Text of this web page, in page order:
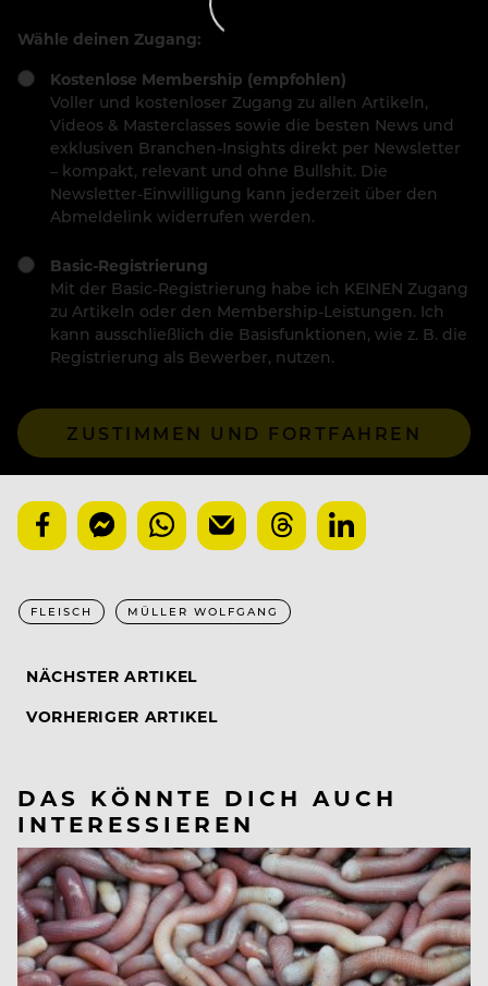
Wähle deinen Zugang:
Kostenlose Membership (empfohlen)
Voller und kostenloser Zugang zu allen Artikeln,
Videos & Masterclasses sowie die besten News und
exklusiven Branchen-Insights direkt per Newsletter
– kompakt, relevant und ohne Bullshit. Die
Newsletter-Einwilligung kann jederzeit über den
Abmeldelink widerrufen werden.
Basic-Registrierung
Mit der Basic-Registrierung habe ich KEINEN Zugang
zu Artikeln oder den Membership-Leistungen. Ich
kann ausschließlich die Basisfunktionen, wie z. B. die
Registrierung als Bewerber, nutzen.
ZUSTIMMEN UND FORTFAHREN
FLEISCH MÜLLER WOLFGANG
NÄCHSTER ARTIKEL
VORHERIGER ARTIKEL
DAS KÖNNTE DICH AUCH
INTERESSIEREN